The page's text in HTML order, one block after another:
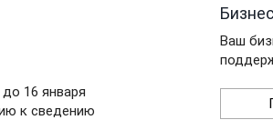
16 января
к сведению
Ваш